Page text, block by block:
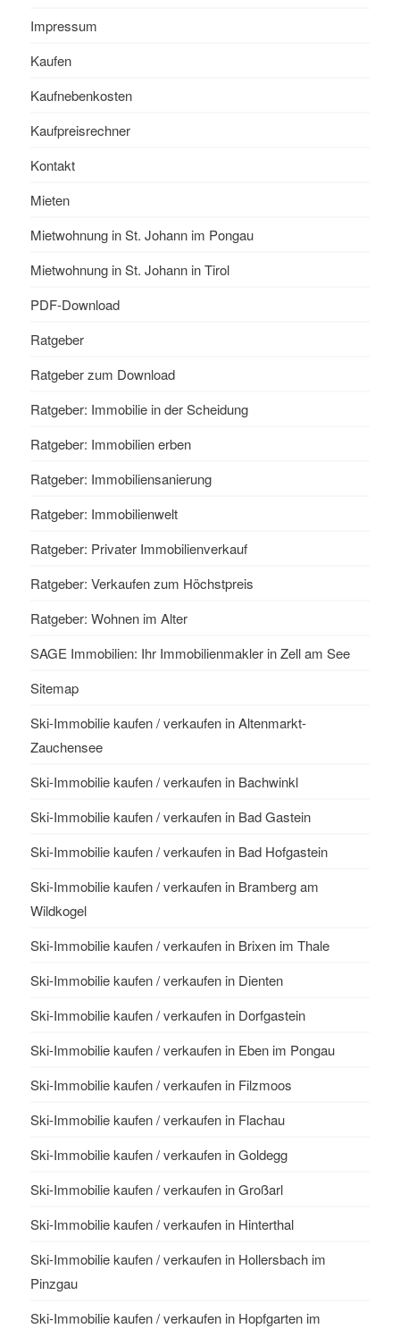
Impressum
Kaufen
Kaufnebenkosten
Kaufpreisrechner
Kontakt
Mieten
Mietwohnung in St. Johann im Pongau
Mietwohnung in St. Johann in Tirol
PDF-Download
Ratgeber
Ratgeber zum Download
Ratgeber: Immobilie in der Scheidung
Ratgeber: Immobilien erben
Ratgeber: Immobiliensanierung
Ratgeber: Immobilienwelt
Ratgeber: Privater Immobilienverkauf
Ratgeber: Verkaufen zum Höchstpreis
Ratgeber: Wohnen im Alter
SAGE Immobilien: Ihr Immobilienmakler in Zell am See
Sitemap
Ski-Immobilie kaufen / verkaufen in Altenmarkt-
Zauchensee
Ski-Immobilie kaufen / verkaufen in Bachwinkl
Ski-Immobilie kaufen / verkaufen in Bad Gastein
Ski-Immobilie kaufen / verkaufen in Bad Hofgastein
Ski-Immobilie kaufen / verkaufen in Bramberg am
Wildkogel
Ski-Immobilie kaufen / verkaufen in Brixen im Thale
Ski-Immobilie kaufen / verkaufen in Dienten
Ski-Immobilie kaufen / verkaufen in Dorfgastein
Ski-Immobilie kaufen / verkaufen in Eben im Pongau
Ski-Immobilie kaufen / verkaufen in Filzmoos
Ski-Immobilie kaufen / verkaufen in Flachau
Ski-Immobilie kaufen / verkaufen in Goldegg
Ski-Immobilie kaufen / verkaufen in Großarl
Ski-Immobilie kaufen / verkaufen in Hinterthal
Ski-Immobilie kaufen / verkaufen in Hollersbach im
Pinzgau
Ski-Immobilie kaufen / verkaufen in Hopfgarten im